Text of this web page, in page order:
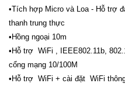
•Tích hợp Micro và Loa - Hỗ trợ
thanh trung thực
•Hồng ngoại 10m
•Hỗ trợ WiFi , IEEE802.11b,
cổng mạng 10/100M
•Hỗ trợ WiFi + cài đặt WiFi